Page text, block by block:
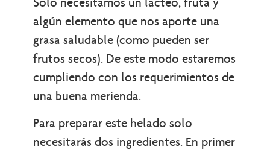
algún elemento que nos aporte una
grasa saludable (como pueden ser
frutos secos). De este modo estaremos
cumpliendo con los requerimientos de
una buena merienda.
Para preparar este helado solo
necesitarás dos ingredientes. En primer